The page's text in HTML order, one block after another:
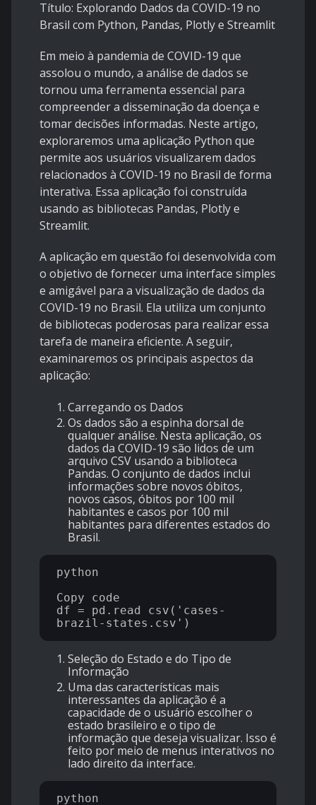
Título: Explorando Dados da COVID-19 no
Brasil com Python, Pandas, Plotly e Streamlit
Em meio à pandemia de COVID-19 que
assolou o mundo, a análise de dados se
tornou uma ferramenta essencial para
compreender a disseminação da doença e
tomar decisões informadas. Neste artigo,
exploraremos uma aplicação Python que
permite aos usuários visualizarem dados
relacionados à COVID-19 no Brasil de forma
interativa. Essa aplicação foi construída
usando as bibliotecas Pandas, Plotly e
Streamlit.
A aplicação em questão foi desenvolvida com
o objetivo de fornecer uma interface simples
e amigável para a visualização de dados da
COVID-19 no Brasil. Ela utiliza um conjunto
de bibliotecas poderosas para realizar essa
tarefa de maneira eficiente. A seguir,
examinaremos os principais aspectos da
aplicação:
Carregando os Dados
Os dados são a espinha dorsal de
qualquer análise. Nesta aplicação, os
dados da COVID-19 são lidos de um
arquivo CSV usando a biblioteca
Pandas. O conjunto de dados inclui
informações sobre novos óbitos,
novos casos, óbitos por 100 mil
habitantes e casos por 100 mil
habitantes para diferentes estados do
Brasil.
python
Copy code
df = pd.read_csv('cases-
Seleção do Estado e do Tipo de
Informação
Uma das características mais
interessantes da aplicação é a
capacidade de o usuário escolher o
estado brasileiro e o tipo de
informação que deseja visualizar. Isso é
feito por meio de menus interativos no
lado direito da interface.
python